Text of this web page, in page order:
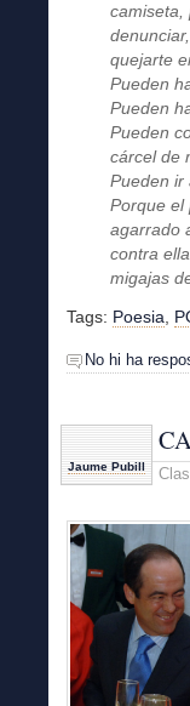
camiseta,
quejarte
Pueden
Pueden
Pueden
cárcel de
Pueden ir
Porque el
agarrado
contra
migajas
Tags: Poesia,
No hi ha
Jaume Pubill